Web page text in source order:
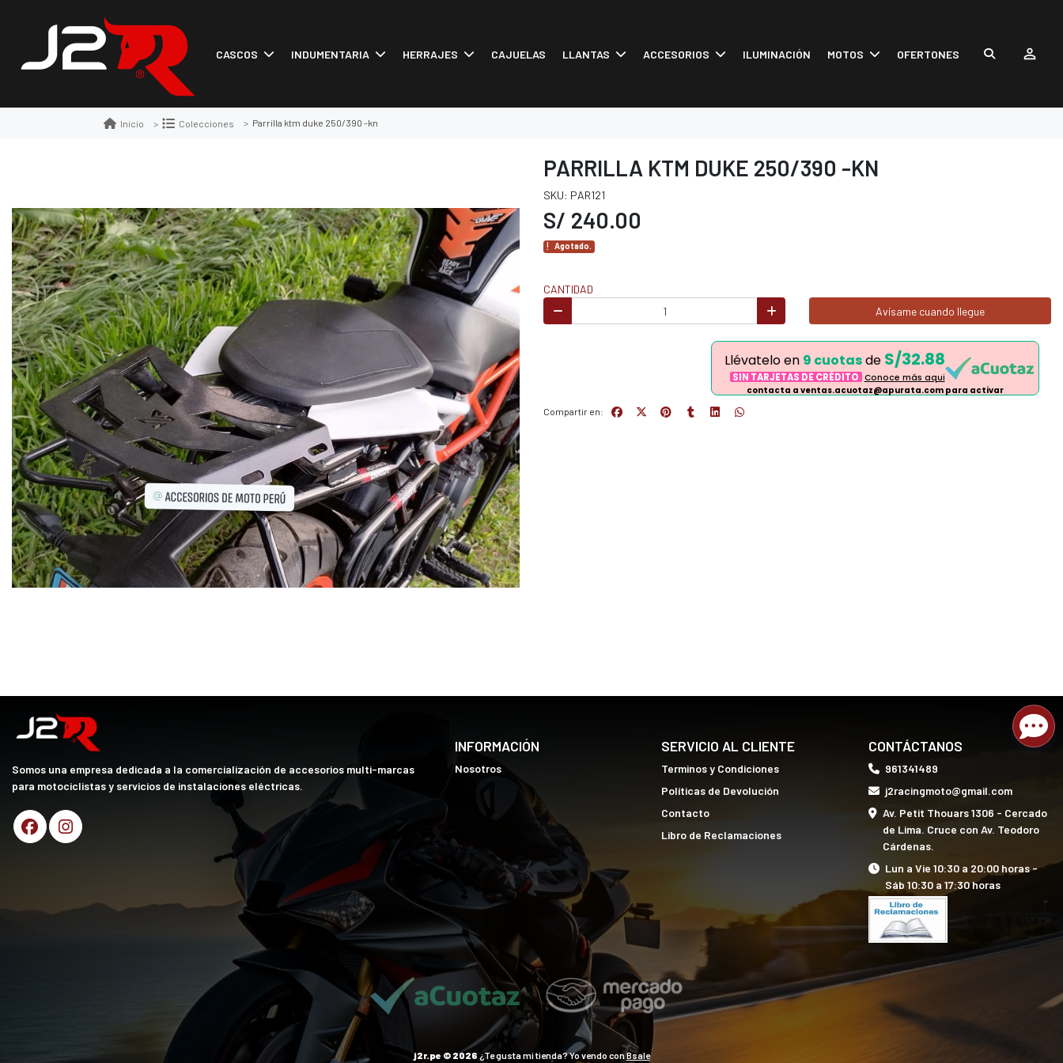
CASCOS INDUMENTARIA HERRAJES CAJUELAS LLANTAS ACCESORIOS ILUMINACIÓN MOTOS OFERTONES
Inicio Colecciones Parrilla ktm duke 250/390 -kn
PARRILLA KTM DUKE 250/390 -KN
SKU: PAR121
S/ 240.00
Agotado.
CANTIDAD
Avísame cuando llegue
Llévatelo en 9 cuotasde S/32.88
SIN TARJETAS DE CRÉDITO Conoce más aqui
contacta a ventas.acuotaz@apurata.com para activar
Compartir en:
Somos una empresa dedicada a la comercialización de accesorios multi-marcas
para motociclistas y servicios de instalaciones eléctricas.
INFORMACIÓN
Nosotros
SERVICIO AL CLIENTE
Terminos y Condiciones
Políticas de Devolución
Contacto
Libro de Reclamaciones
CONTÁCTANOS
961341489
j2racingmoto@gmail.com
Av. Petit Thouars 1306 - Cercado
de Lima. Cruce con Av. Teodoro
Cárdenas.
Lun a Vie 10:30 a 20:00 horas -
Sáb 10:30 a 17:30 horas
j2r.pe © 2026 ¿Te gusta mi tienda? Yo vendo conBsale